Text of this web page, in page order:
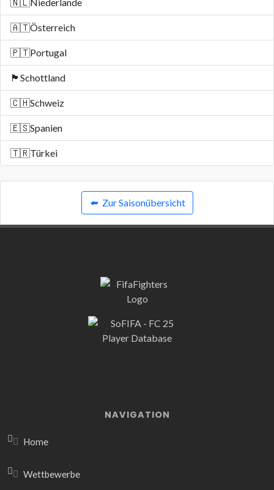
🇦🇹Österreich
🇵🇹Portugal
🏴󠁧󠁢󠁳󠁣󠁴󠁿 Schottland
🇨🇭Schweiz
🇪🇸Spanien
🇹🇷Türkei
⬅️ Zur Saisonübersicht
NAVIGATION
Home
Wettbewerbe